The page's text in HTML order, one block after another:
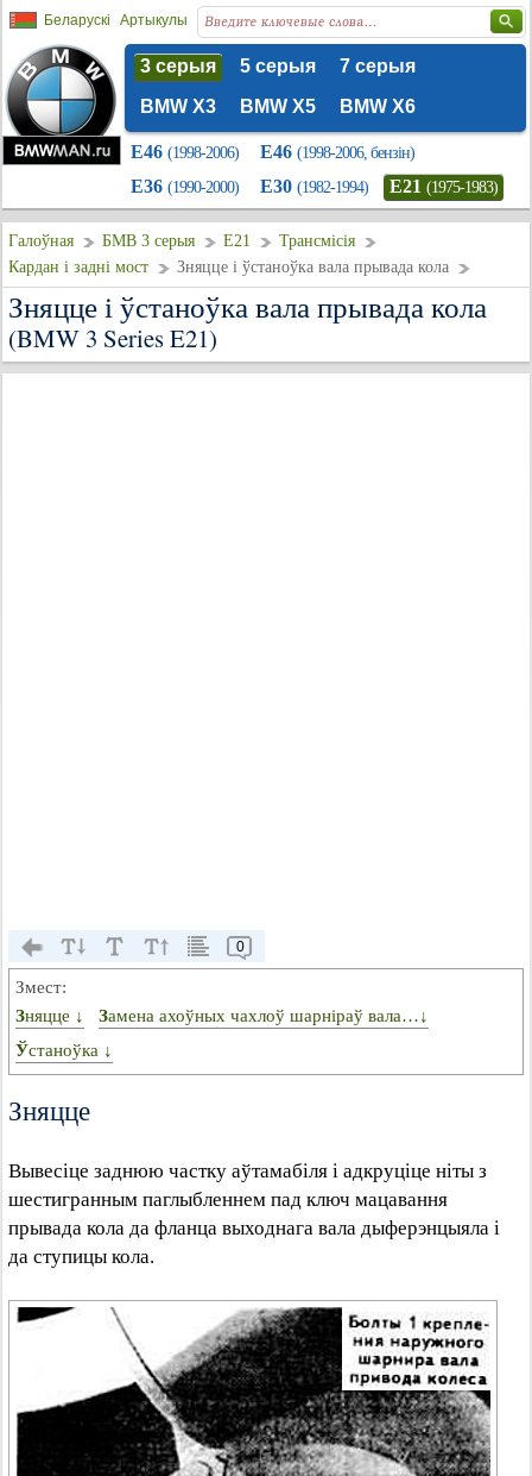
Беларускі Артыкулы
3 серыя 5 серыя
7 серыя
BMW X3
BMW X5 BMW X6
E46 (1998-2006) E46 (1998-2006, бензін)
E36 (1990-2000) E30 (1982-1994) E21 (1975-1983)
Галоўная БМВ 3 серыя E21
Трансмісія
Кардан і задні мост
Зняцце і ўстаноўка вала прывада кола
Зняцце і ўстаноўка вала прывада кола
(BMW 3 Series E21)
0
Змест:
Зняцце ↓
Замена ахоўных чахлоў шарніраў вала…↓
Ўстаноўка ↓
Зняцце
Вывесіце заднюю частку аўтамабіля і адкруціце ніты з
шестигранным паглыбленнем пад ключ мацавання
прывада кола да фланца выходнага вала дыферэнцыяла і
да ступицы кола.